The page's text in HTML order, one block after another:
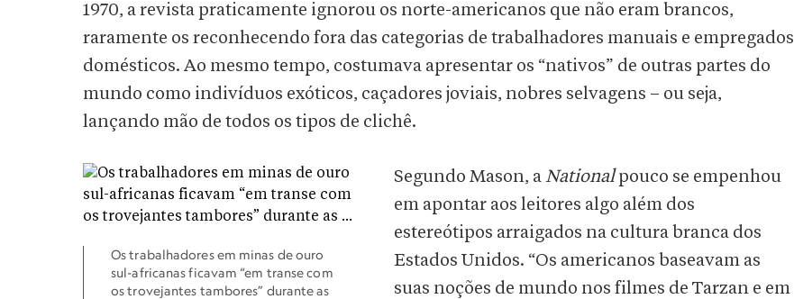
1970, a revista praticamente ignorou os norte-americanos que não eram brancos,
raramente os reconhecendo fora das categorias de trabalhadores manuais e empregados
domésticos. Ao mesmo tempo, costumava apresentar os “nativos” de outras partes do
mundo como indivíduos exóticos, caçadores joviais, nobres selvagens – ou seja,
lançando mão de todos os tipos de clichê.
Os trabalhadores em minas de ouro
sul-africanas ficavam “em transe com
os trovejantes tambores” durante as
Segundo Mason, aNationalpouco se empenhou
em apontar aos leitores algo além dos
estereótipos arraigados na cultura branca dos
Estados Unidos. “Os americanos baseavam as
suas noções de mundo nos filmes de Tarzan e em